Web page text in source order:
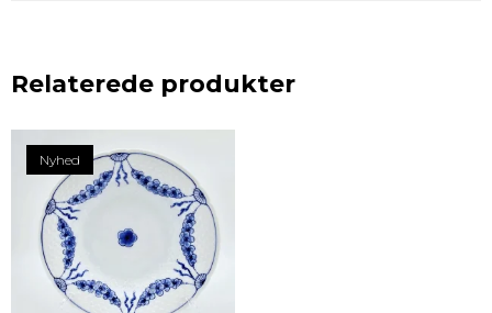
Relaterede produkter
Nyhed